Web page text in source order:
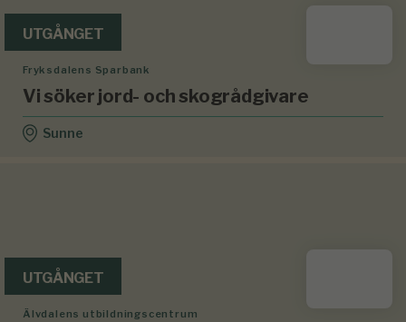
UTGÅNGET
Fryksdalens Sparbank
Vi söker jord- och skogrådgivare
Sunne
UTGÅNGET
Älvdalens utbildningscentrum